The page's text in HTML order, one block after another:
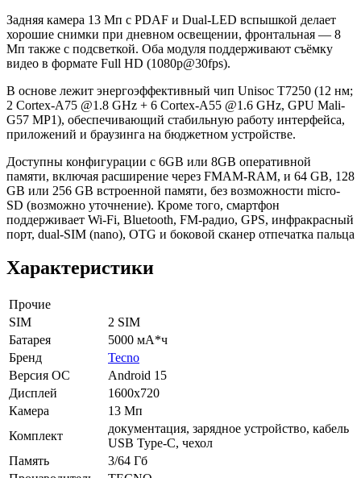
Задняя камера 13 Мп с PDAF и Dual-LED вспышкой делает
хорошие снимки при дневном освещении, фронтальная — 8
Мп также с подсветкой. Оба модуля поддерживают съёмку
видео в формате Full HD (1080p@30fps).
В основе лежит энергоэффективный чип Unisoc T7250 (12 нм;
2 Cortex-A75 @1.8 GHz + 6 Cortex-A55 @1.6 GHz, GPU Mali-
G57 MP1), обеспечивающий стабильную работу интерфейса,
приложений и браузинга на бюджетном устройстве.
Доступны конфигурации с 6GB или 8GB оперативной
памяти, включая расширение через FMAM-RAM, и 64 GB, 128
GB или 256 GB встроенной памяти, без возможности micro-
SD (возможно уточнение). Кроме того, смартфон
поддерживает Wi-Fi, Bluetooth, FM-радио, GPS, инфракрасный
порт, dual-SIM (nano), OTG и боковой сканер отпечатка пальца
Характеристики
Прочие
SIM
2 SIM
Батарея
5000 мА*ч
Бренд
Tecno
Версия ОС
Android 15
Дисплей
1600x720
Камера
13 Мп
Комплект
документация, зарядное устройство, кабель
USB Type-C, чехол
Память
3/64 Гб